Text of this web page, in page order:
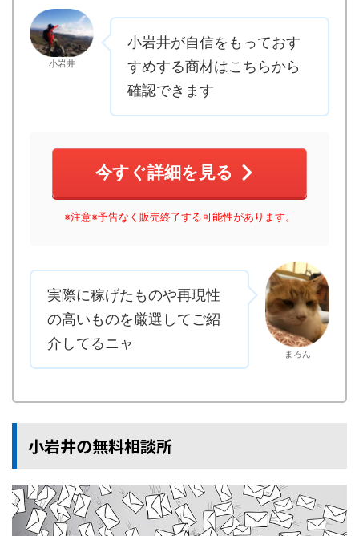
小岩井
小岩井が自信をもっておす
すめする商材はこちらから
確認できます
今すぐ詳細を見る
※注意※予告なく販売終了する可能性があります。
実際に稼げたものや再現性
の高いものを厳選してご紹
介してるニャ
まろん
小岩井の無料相談所